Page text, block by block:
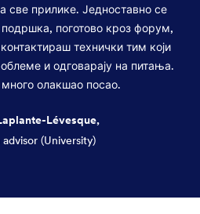
све прилике. Једноставно се
поготово кроз форум,
технички тим који
и одговарају на питања.
олакшао посао.
Lévesque,
advisor (University)